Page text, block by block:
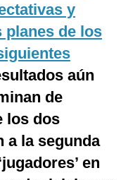
y
planes de los
aún
de
los dos
a la segunda
en